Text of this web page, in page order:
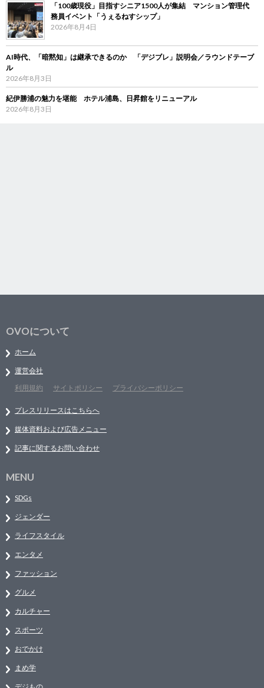
「100歳現役」目指すシニア1500人が集結 マンション管理代
務員イベント「うぇるねすシップ」
2026年8月4日
AI時代、「暗黙知」は継承できるのか 「デジブレ」説明会／ラウンドテーブ
ル
2026年8月3日
紀伊勝浦の魅力を堪能 ホテル浦島、日昇館をリニューアル
2026年8月3日
OVOについて
ホーム
運営会社
利用規約
サイトポリシー プライバシーポリシー
プレスリリースはこちらへ
媒体資料および広告メニュー
記事に関するお問い合わせ
MENU
SDGs
ジェンダー
ライフスタイル
エンタメ
ファッション
グルメ
カルチャー
スポーツ
おでかけ
まめ学